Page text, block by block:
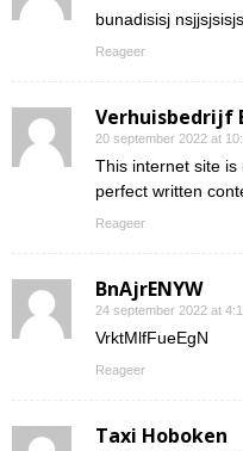
bunadisisj
Reageer
Verhuisbedrijf
20 september 2022 at
This internet site
perfect written
Reageer
BnAjrENYW
24 september 2022 at
VrktMlfFueEgN
Reageer
Taxi Hoboken